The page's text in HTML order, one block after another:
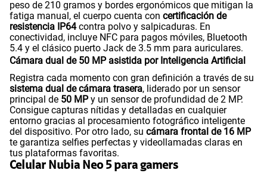
peso de 210 gramos y bordes ergonómicos que mitigan la
fatiga manual, el cuerpo cuenta con certificación de
resistencia IP64contra polvo y salpicaduras. En
conectividad, incluye NFC para pagos móviles, Bluetooth
5.4 y el clásico puerto Jack de 3.5 mm para auriculares.
Cámara dual de 50 MP asistida por Inteligencia Artificial
Registra cada momento con gran definición a través de su
sistema dual de cámara trasera, liderado por un sensor
principal de 50 MPy un sensor de profundidad de 2 MP.
Consigue capturas nítidas y detalladas en cualquier
entorno gracias al procesamiento fotográfico inteligente
del dispositivo. Por otro lado, su cámara frontal de 16 MP
te garantiza selfies perfectas y videollamadas claras en
tus plataformas favoritas.
Celular Nubia Neo 5 para gamers